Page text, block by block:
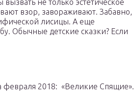
не только эстетическое
взор, завораживают. Забавно,
лисицы. А еще
Обычные детские сказки? Если
февраля 2018: «Великие Спящие».